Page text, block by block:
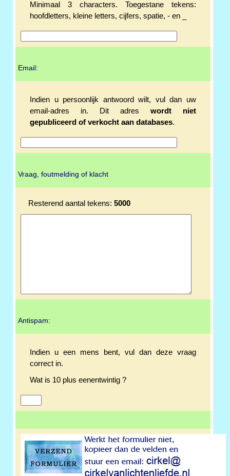
Minimaal 3 characters. Toegestane tekens:
hoofdletters, kleine letters, cijfers, spatie, - en _
Email:
Indien u persoonlijk antwoord wilt, vul dan uw
email-adres in. Dit adres wordt niet
gepubliceerd of verkocht aan databases.
Vraag, foutmelding of klacht
Resterend aantal tekens: 5000
Antispam:
Indien u een mens bent, vul dan deze vraag
correct in.
Wat is 10 plus eenentwintig ?